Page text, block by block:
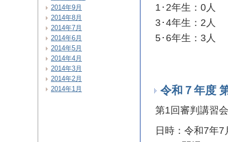
1･2年生：0人
3･4年生：2人
5･6年生：3人
令和７年度
第1回審判講習
日時：令和7年
2014年9月
2014年8月
2014年7月
2014年6月
2014年5月
2014年4月
2014年3月
2014年2月
2014年1月